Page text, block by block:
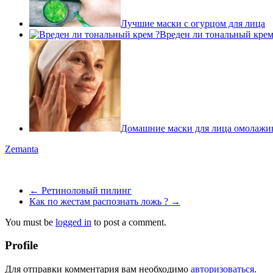
Лучшие маски с огурцом для лица
Вреден ли тональный
Домашние маски для лица
Zemanta
← Ретиноловый пилинг
Как по жестам распознать ложь ? →
You must be logged in to post a comment.
Profile
Для отправки комментария вам необходимо авторизоваться.